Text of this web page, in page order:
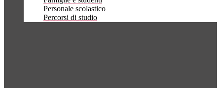
Personale scolastico
Percorsi di studio